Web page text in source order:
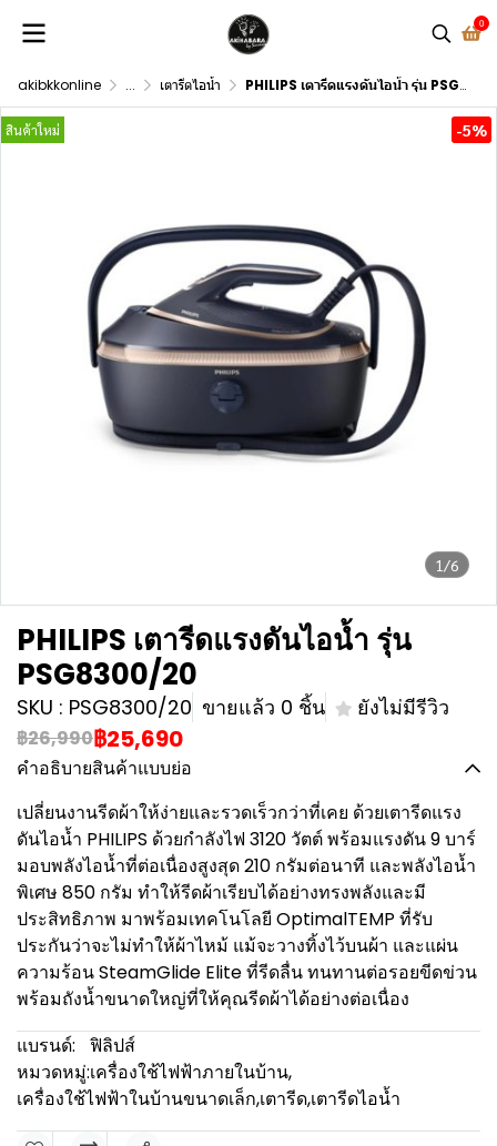
0
akibkkonline ... เตารีดไอน้ำ PHILIPS เตารีดแรงดันไอน้ำ รุ่น PSG8300/20
1/6
สินค้าใหม่ -5%
PHILIPS เตารีดแรงดันไอน้ำ รุ่น
PSG8300/20
SKU : PSG8300/20 ขายแล้ว 0 ชิ้น ยังไม่มีรีวิว
฿26,990฿25,690
คำอธิบายสินค้าแบบย่อ
เปลี่ยนงานรีดผ้าให้ง่ายและรวดเร็วกว่าที่เคย ด้วยเตารีดแรง
ดันไอน้ำ PHILIPS ด้วยกำลังไฟ 3120 วัตต์ พร้อมแรงดัน 9 บาร์
มอบพลังไอน้ำที่ต่อเนื่องสูงสุด 210 กรัมต่อนาที และพลังไอน้ำ
พิเศษ 850 กรัม ทำให้รีดผ้าเรียบได้อย่างทรงพลังและมี
ประสิทธิภาพ มาพร้อมเทคโนโลยี OptimalTEMP ที่รับ
ประกันว่าจะไม่ทำให้ผ้าไหม้ แม้จะวางทิ้งไว้บนผ้า และแผ่น
ความร้อน SteamGlide Elite ที่รีดลื่น ทนทานต่อรอยขีดข่วน
พร้อมถังน้ำขนาดใหญ่ที่ให้คุณรีดผ้าได้อย่างต่อเนื่อง
แบรนด์:
ฟิลิปส์
หมวดหมู่:เครื่องใช้ไฟฟ้าภายในบ้าน,
เครื่องใช้ไฟฟ้าในบ้านขนาดเล็ก,เตารีด,เตารีดไอน้ำ